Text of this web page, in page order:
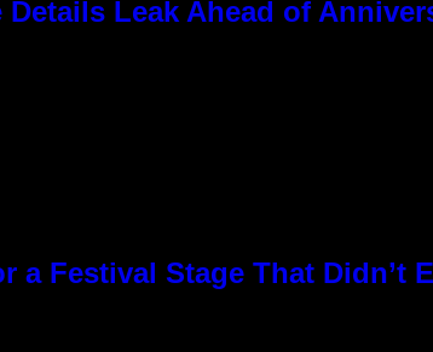
Leak Ahead of
a Festival Stage That Didn’t